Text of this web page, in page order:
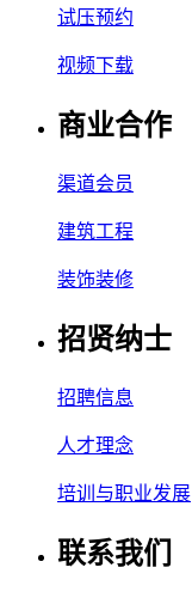
试压预约
视频下载
商业合作
渠道会员
建筑工程
装饰装修
招贤纳士
招聘信息
人才理念
培训与职业发展
联系我们